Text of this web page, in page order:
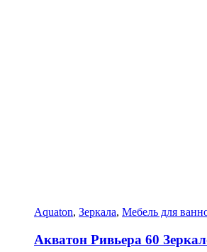
Aquaton, Зеркала, Мебель для
Акватон Ривьера 60